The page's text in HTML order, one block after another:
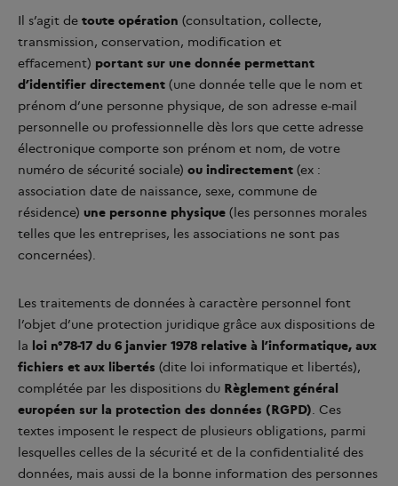
Il s’agit de toute opération (consultation, collecte,
transmission, conservation, modification et
effacement) portant sur une donnée permettant
d’identifier directement (une donnée telle que le nom et
prénom d’une personne physique, de son adresse e-mail
personnelle ou professionnelle dès lors que cette adresse
électronique comporte son prénom et nom, de votre
numéro de sécurité sociale) ou indirectement (ex :
association date de naissance, sexe, commune de
résidence) une personne physique (les personnes morales
telles que les entreprises, les associations ne sont pas
concernées).
Les traitements de données à caractère personnel font
l’objet d’une protection juridique grâce aux dispositions de
la loi n°78-17 du 6 janvier 1978 relative à l’informatique, aux
fichiers et aux libertés (dite loi informatique et libertés),
complétée par les dispositions du Règlement général
européen sur la protection des données (RGPD). Ces
textes imposent le respect de plusieurs obligations, parmi
lesquelles celles de la sécurité et de la confidentialité des
données, mais aussi de la bonne information des personnes